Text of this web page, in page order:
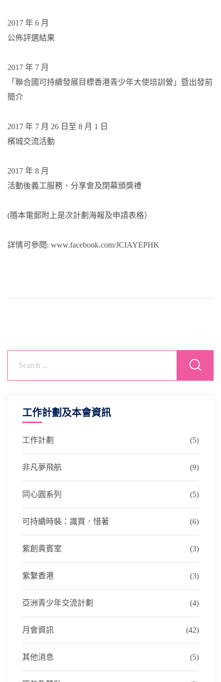
2017 年 6 月
公佈評選結果
2017 年 7 月
「聯合國可持續發展目標香港青少年大使培訓營」暨出發前
簡介
2017 年 7 月 26 日至 8 月 1 日
檳城交流活動
2017 年 8 月
活動後義工服務、分享會及閉幕頒獎禮
(隨本電郵附上是次計劃海報及申請表格）
詳情可參閱: www.facebook.com/JCIAYEPHK
工作計劃及本會資訊
工作計劃 (5)
非凡夢飛航 (9)
同心圓系列 (5)
可持續時裝：識買．惜著 (6)
紫創貴賓室 (3)
紫繫香港 (3)
亞洲青少年交流計劃 (4)
月會資訊 (42)
其他消息 (5)